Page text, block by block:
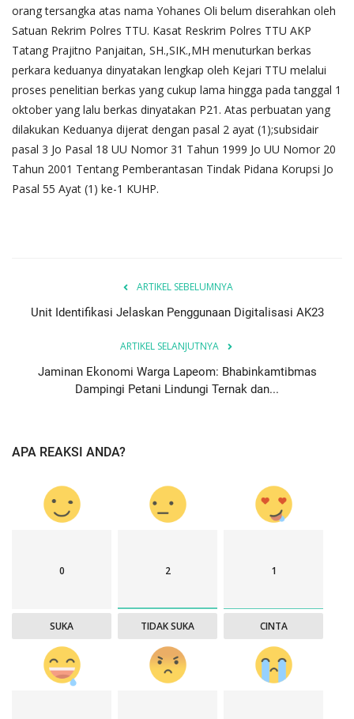
orang tersangka atas nama Yohanes Oli belum diserahkan oleh
Satuan Rekrim Polres TTU. Kasat Reskrim Polres TTU AKP
Tatang Prajitno Panjaitan, SH.,SIK.,MH menuturkan berkas
perkara keduanya dinyatakan lengkap oleh Kejari TTU melalui
proses penelitian berkas yang cukup lama hingga pada tanggal 1
oktober yang lalu berkas dinyatakan P21. Atas perbuatan yang
dilakukan Keduanya dijerat dengan pasal 2 ayat (1);subsidair
pasal 3 Jo Pasal 18 UU Nomor 31 Tahun 1999 Jo UU Nomor 20
Tahun 2001 Tentang Pemberantasan Tindak Pidana Korupsi Jo
Pasal 55 Ayat (1) ke-1 KUHP.
ARTIKEL SEBELUMNYA
Unit Identifikasi Jelaskan Penggunaan Digitalisasi AK23
ARTIKEL SELANJUTNYA
Jaminan Ekonomi Warga Lapeom: Bhabinkamtibmas
Dampingi Petani Lindungi Ternak dan...
APA REAKSI ANDA?
0
SUKA
2
TIDAK SUKA
1
CINTA